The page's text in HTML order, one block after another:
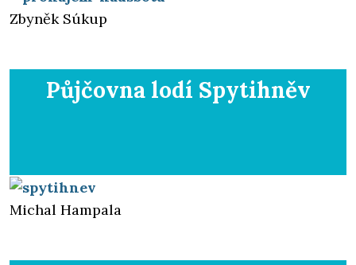
Zbyněk Súkup
Půjčovna lodí Spytihněv
Michal Hampala